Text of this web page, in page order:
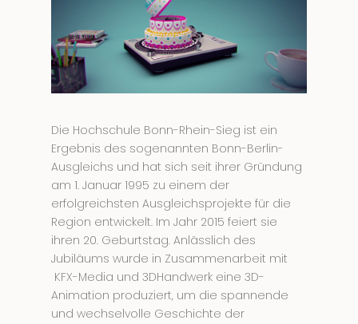
Die Hochschule Bonn-Rhein-Sieg ist ein
Ergebnis des sogenannten Bonn-Berlin-
Ausgleichs und hat sich seit ihrer Gründung
am 1. Januar 1995 zu einem der
erfolgreichsten Ausgleichsprojekte für die
Region entwickelt. Im Jahr 2015 feiert sie
ihren 20. Geburtstag. Anlässlich des
Jubiläums wurde in Zusammenarbeit mit
KFX-Media und 3DHandwerk eine 3D-
Animation produziert, um die spannende
und wechselvolle Geschichte der